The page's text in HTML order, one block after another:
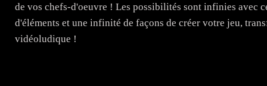
de vos chefs-d'oeuvre ! Les possibilités sont infinies avec
d'éléments et une infinité de façons de créer votre jeu,
vidéoludique !